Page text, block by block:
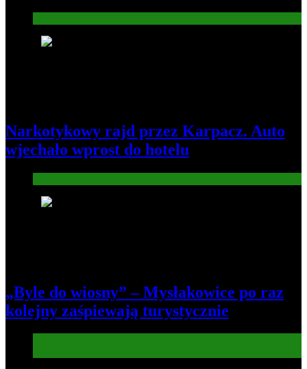
Narkotykowy rajd przez Karpacz. Auto
wjechało wprost do hotelu
„Byle do wiosny” – Mysłakowice po raz
kolejny zaśpiewają turystycznie